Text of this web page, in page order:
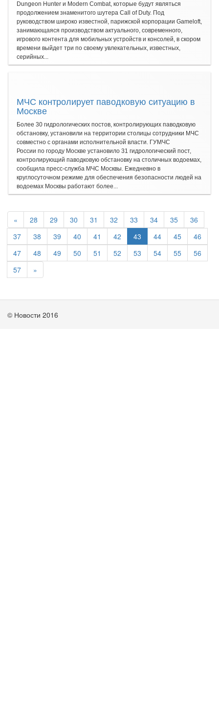
Dungeon Hunter и Modern Combat, которые будут являться
продолжением знаменитого шутера Call of Duty. Под
руководством широко известной, парижской корпорации Gameloft,
занимающаяся производством актуального, современного,
игрового контента для мобильных устройств и консолей, в скором
времени выйдет три по своему увлекательных, известных,
серийных...
МЧС контролирует паводковую ситуацию в
Москве
Более 30 гидрологических постов, контролирующих паводковую
обстановку, установили на территории столицы сотрудники МЧС
совместно с органами исполнительной власти. ГУМЧС
России по городу Москве установило 31 гидрологический пост,
контролирующий паводковую обстановку на столичных водоемах,
сообщила пресс-служба МЧС Москвы. Ежедневно в
круглосуточном режиме для обеспечения безопасности людей на
водоемах Москвы работают более...
« 28 29 30 31 32 33 34 35
36
37
38 39 40 41 42 43 44 45
46
47
48 49 50 51 52 53 54 55
56
57
»
© Новости 2016